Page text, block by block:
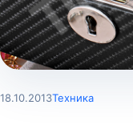
18.10.2013Техника